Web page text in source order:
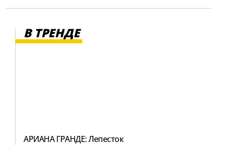
В ТРЕНДЕ
АРИАНА ГРАНДЕ: Лепесток